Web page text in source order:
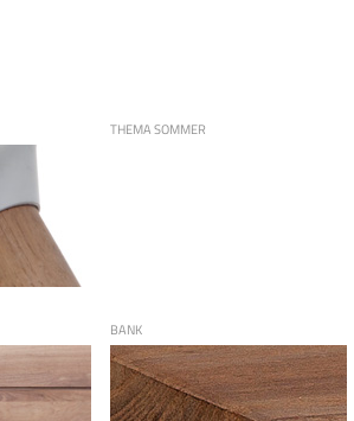
THEMA SOMMER
BANK